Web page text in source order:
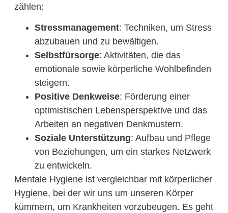
zählen:
Stressmanagement: Techniken, um Stress
abzubauen und zu bewältigen.
Selbstfürsorge: Aktivitäten, die das
emotionale sowie körperliche Wohlbefinden
steigern.
Positive Denkweise: Förderung einer
optimistischen Lebensperspektive und das
Arbeiten an negativen Denkmustern.
Soziale Unterstützung: Aufbau und Pflege
von Beziehungen, um ein starkes Netzwerk
zu entwickeln.
Mentale Hygiene ist vergleichbar mit körperlicher
Hygiene, bei der wir uns um unseren Körper
kümmern, um Krankheiten vorzubeugen. Es geht